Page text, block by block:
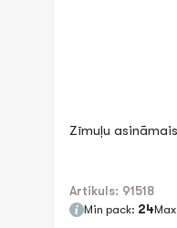
Zīmuļu
Artikuls: 91518
Min pack: 24